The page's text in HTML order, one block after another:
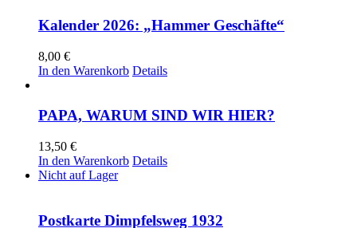
Kalender 2026: „Hammer Geschäfte“
8,00 €
In den Warenkorb Details
PAPA, WARUM SIND WIR HIER?
13,50 €
In den Warenkorb Details
Nicht auf Lager
Postkarte Dimpfelsweg 1932